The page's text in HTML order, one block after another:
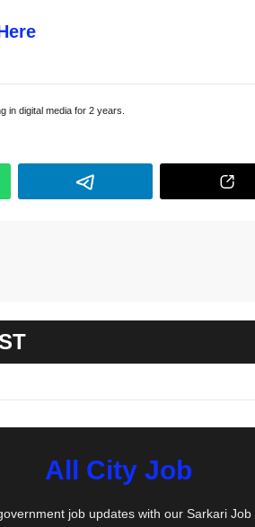
in digital media for 2 years.
All City Job
job updates with our Sarkari